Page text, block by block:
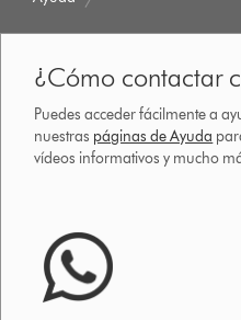
¿Cómo contactar
Puedes acceder fácilmente a
nuestras páginas de Ayuda
vídeos informativos y mucho